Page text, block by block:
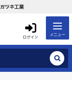
ツネ工業
ログイン メニュー